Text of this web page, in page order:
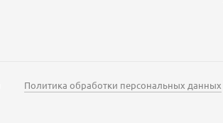
Политика обработки персональных данных